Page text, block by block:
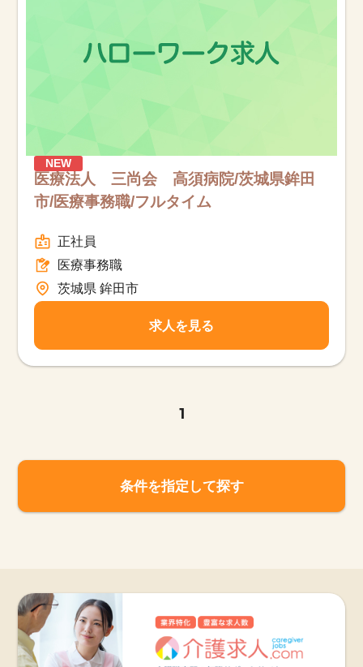
サイトの使い方
人材をお探しの医療機関・企業様
運営会社
NEW
医療法人 三尚会 高須病院/茨城県鉾田
市/医療事務職/フルタイム
正社員
医療事務職
茨城県 鉾田市
求人を見る
1
条件を指定して探す